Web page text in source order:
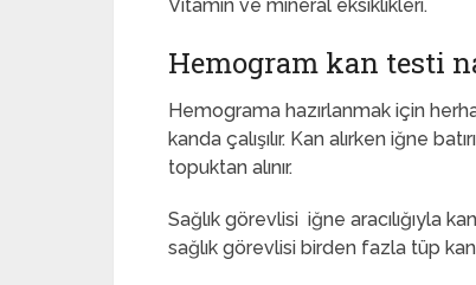
Vitamin ve mineral eksiklikleri.
Hemogram kan testi
Hemograma hazırlanmak için
kanda çalışılır. Kan alırken iğne
topuktan alınır.
Sağlık görevlisi iğne aracılığıyla
sağlık görevlisi birden fazla tüp kan